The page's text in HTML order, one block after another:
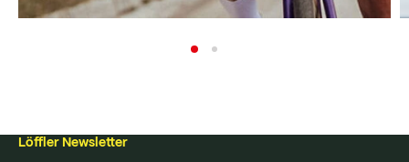
Löffler Newsletter